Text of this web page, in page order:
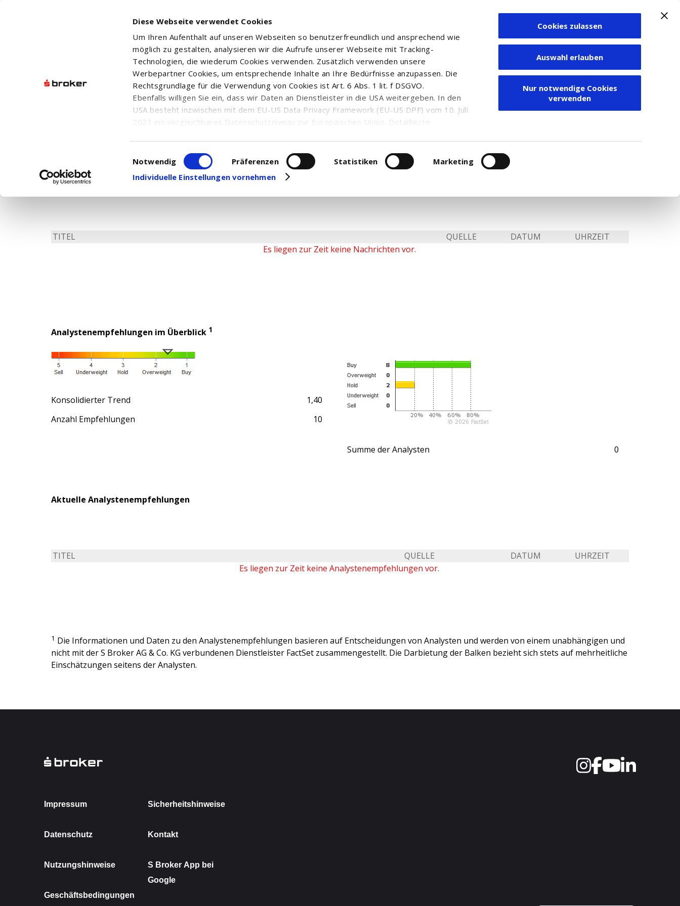
Diese Webseite verwendet Cookies
Um Ihren Aufenthalt auf unseren Webseiten so benutzerfreundlich und ansprechend wie
möglich zu gestalten, analysieren wir die Aufrufe unserer Webseite mit Tracking-
Technologien, die wiederum Cookies verwenden. Zusätzlich verwenden unsere
Werbepartner Cookies, um entsprechende Inhalte an Ihre Bedürfnisse anzupassen. Die
Rechtsgrundlage für die Verwendung von Cookies ist Art. 6 Abs. 1 lit. f DSGVO.
Ebenfalls willigen Sie ein, dass wir Daten an Dienstleister in die USA weitergeben. In den
USA besteht inzwischen mit dem EU-US Data Privacy Framework (EU-US DPF) vom 10. Juli
2023 ein vergleichbares Datenschutzniveau zur Europäischen Union. Detaillierte
in den USA, finden Sie auf unserer Seite zumDatenschutz. Dort können Sie Ihre
Einwilligung auch jederzeit widerrufen oder anpassen.
Einwilligungsauswahl
Notwendig Präferenzen Statistiken
Marketing
Individuelle Einstellungen vornehmen
Cookies zulassen
Auswahl erlauben
Nur notwendige Cookies
verwenden
Zum Depot
NEXSTAR MEDIA GROUP INC
Hier finden Sie chronologisch geordnet alle Nachrichten und Ad hoc-Meldungen zum gewählten Wertpapier. Für weitere Recherchen empfehlen wir
Ihnen dieNachrichtensuche.
TITEL QUELLE DATUM
UHRZEIT
Es liegen zur Zeit keine Nachrichten vor.
Analystenempfehlungen im Überblick 1
Konsolidierter Trend
1,40
Anzahl Empfehlungen
10
Summe der Analysten 0
Aktuelle Analystenempfehlungen
TITEL QUELLE DATUM
UHRZEIT
Es liegen zur Zeit keine Analystenempfehlungen vor.
1 Die Informationen und Daten zu den Analystenempfehlungen basieren auf Entscheidungen von Analysten und werden von einem unabhängigen und
nicht mit derS Broker AG & Co. KG verbundenen Dienstleister FactSet zusammengestellt. Die Darbietung der Balken bezieht sich stets auf mehrheitliche
Einschätzungen seitens der Analysten.